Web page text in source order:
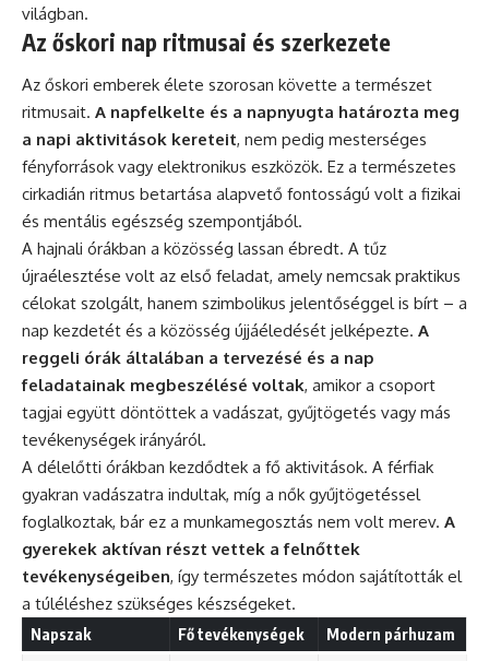
világban.
Az őskori nap ritmusai és szerkezete
Az őskori emberek élete szorosan követte a természet
ritmusait. A napfelkelte és a napnyugta határozta meg
a napi aktivitások kereteit, nem pedig mesterséges
fényforrások vagy elektronikus eszközök. Ez a természetes
cirkadián ritmus betartása alapvető fontosságú volt a fizikai
és mentális egészség szempontjából.
A hajnali órákban a közösség lassan ébredt. A tűz
újraélesztése volt az első feladat, amely nemcsak praktikus
célokat szolgált, hanem szimbolikus jelentőséggel is bírt – a
nap kezdetét és a közösség újjáéledését jelképezte. A
reggeli órák általában a tervezésé és a nap
feladatainak megbeszélésé voltak, amikor a csoport
tagjai együtt döntöttek a vadászat, gyűjtögetés vagy más
tevékenységek irányáról.
A délelőtti órákban kezdődtek a fő aktivitások. A férfiak
gyakran vadászatra indultak, míg a nők gyűjtögetéssel
foglalkoztak, bár ez a munkamegosztás nem volt merev. A
gyerekek aktívan részt vettek a felnőttek
tevékenységeiben, így természetes módon sajátították el
a túléléshez szükséges készségeket.
Napszak Fő tevékenységek Modern párhuzam